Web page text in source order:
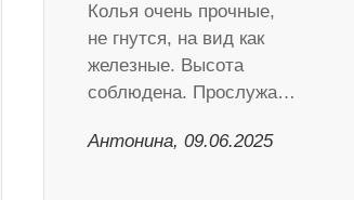
Колья очень прочные,
не гнутся, на вид как
железные. Высота
соблюдена. Прослужа…
Антонина, 09.06.2025